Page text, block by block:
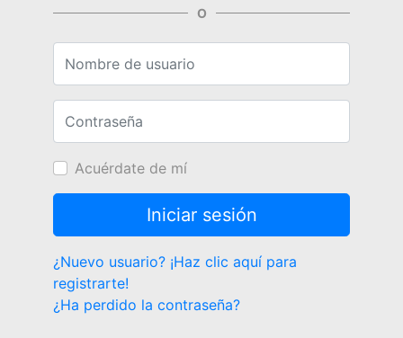
O
Nombre de usuario
Contraseña
Acuérdate de mí
¿Nuevo usuario? ¡Haz clic aquí para
registrarte!
¿Ha perdido la contraseña?